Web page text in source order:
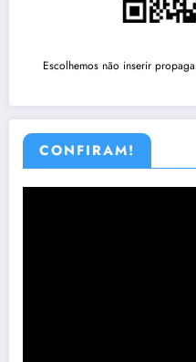
Escolhemos não inserir
CONFIRAM!